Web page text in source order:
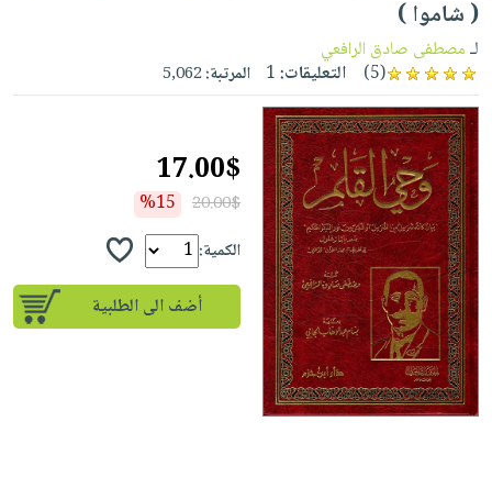
جوائز
شحن
مخفض
عروض
خاصة
صفحات
مشوقة
إختياراتنا
كتب
أكاديمية
صندوق
القراءة
English
books
صدر
حديثاً
الأكثر
مبيعاً
كتب
مجانية
إختياراتنا
iKitab
بلا
حدود
أسئلة
يتكرر
طرحها
صوتية
الصفحة
الرئيسية
masmu3
بلا
حدود
أسئلة
يتكرر
طرحها
تحميل
masmu3
على
Android
أطفال
وناشئة
الصفحة
الرئيسية
المواضيع
الأكثر
مبيعاً
إختياراتنا
وسائل
تعليمية
وسائل
تعليمية
الصحة
والعناية
الشخصية
جديد
( شاموا )
لـمصطفى صادق الرافعي
(5)
التعليقات:1 المرتبة:5,062
17.00$
20.00$
%15
الكمية:
أضف الى الطلبية